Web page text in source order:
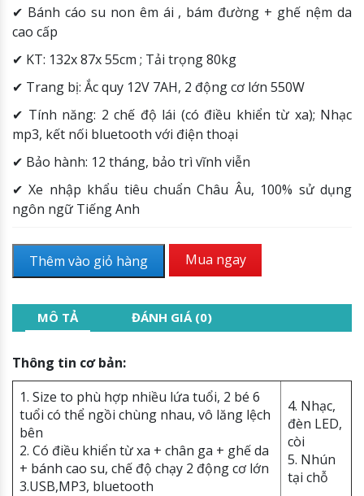
✔ Bánh cáo su non êm ái , bám đường + ghế nệm da
cao cấp
✔ KT: 132x 87x 55cm ; Tải trọng 80kg
✔ Trang bị: Ắc quy 12V 7AH, 2 động cơ lớn 550W
✔ Tính năng: 2 chế độ lái (có điều khiển từ xa); Nhạc
mp3, kết nối bluetooth với điện thoại
✔ Bảo hành: 12 tháng, bảo trì vĩnh viễn
✔ Xe nhập khẩu tiêu chuẩn Châu Âu, 100% sử dụng
ngôn ngữ Tiếng Anh
Thêm vào giỏ hàng Mua ngay
MÔ TẢ ĐÁNH GIÁ (0)
Thông tin cơ bản:
1. Size to phù hợp nhiều lứa tuổi, 2 bé 6
tuổi có thể ngồi chùng nhau, vô lăng lệch
bên
2. Có điều khiển từ xa + chân ga + ghế da
+ bánh cao su, chế độ chạy 2 động cơ lớn
3.USB,MP3, bluetooth
4. Nhạc,
đèn LED,
còi
5. Nhún
tại chỗ